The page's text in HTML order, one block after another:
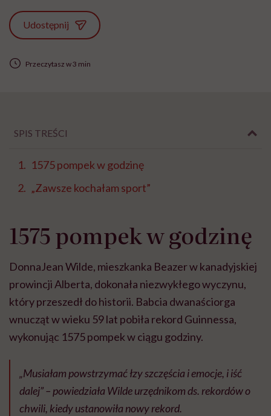
Udostępnij
Przeczytasz w 3 min
SPIS TREŚCI
1575 pompek w godzinę
„Zawsze kochałam sport”
1575 pompek w godzinę
DonnaJean Wilde, mieszkanka Beazer w kanadyjskiej
prowincji Alberta, dokonała niezwykłego wyczynu,
który przeszedł do historii. Babcia dwanaściorga
wnucząt w wieku 59 lat pobiła rekord Guinnessa,
wykonując 1575 pompek w ciągu godziny.
„Musiałam powstrzymać łzy szczęścia i emocje, i iść
dalej” – powiedziała Wilde urzędnikom ds. rekordów o
chwili, kiedy ustanowiła nowy rekord.